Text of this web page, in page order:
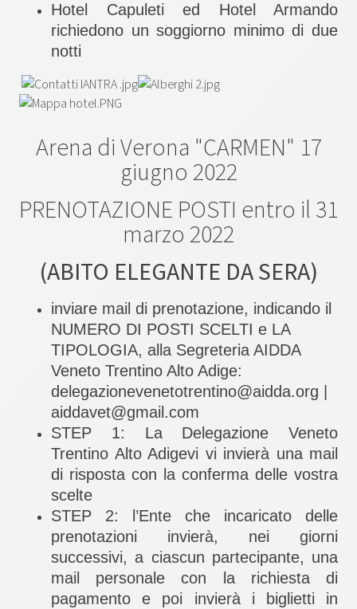
Hotel Capuleti ed Hotel Armando
richiedono un soggiorno minimo di due
notti
Arena di Verona "CARMEN" 17
giugno 2022
PRENOTAZIONE POSTI entro il 31
marzo 2022
(ABITO ELEGANTE DA SERA)
inviare mail di prenotazione, indicando il
NUMERO DI POSTI SCELTI e LA
TIPOLOGIA, alla Segreteria AIDDA
Veneto Trentino Alto Adige:
delegazionevenetotrentino@aidda.org |
aiddavet@gmail.com
STEP 1: La Delegazione Veneto
Trentino Alto Adigevi vi invierà una mail
di risposta con la conferma delle vostra
scelte
STEP 2: l’Ente che incaricato delle
prenotazioni invierà, nei giorni
successivi, a ciascun partecipante, una
mail personale con la richiesta di
pagamento e poi invierà i biglietti in